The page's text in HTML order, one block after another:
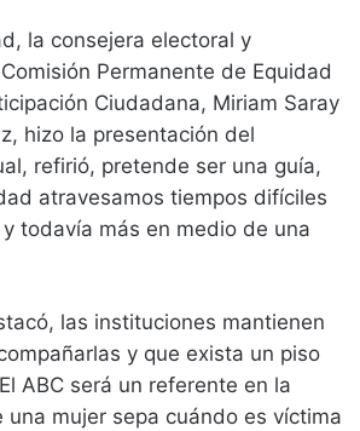
la consejera electoral y
Permanente de Equidad
Ciudadana, Miriam Saray
hizo la presentación del
refirió, pretende ser una guía,
atravesamos tiempos difíciles
todavía más en medio de una
las instituciones mantienen
y que exista un piso
ABC será un referente en la
una mujer sepa cuándo es víctima